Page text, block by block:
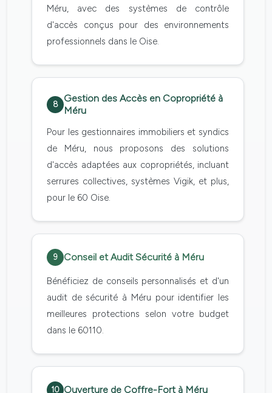
Méru, avec des systèmes de contrôle
d'accès conçus pour des environnements
professionnels dans le Oise.
8
Gestion des Accès en Copropriété à
Méru
Pour les gestionnaires immobiliers et syndics
de Méru, nous proposons des solutions
d'accès adaptées aux copropriétés, incluant
serrures collectives, systèmes Vigik, et plus,
pour le 60 Oise.
9 Conseil et Audit Sécurité à Méru
Bénéficiez de conseils personnalisés et d'un
audit de sécurité à Méru pour identifier les
meilleures protections selon votre budget
dans le 60110.
10 Ouverture de Coffre-Fort à Méru